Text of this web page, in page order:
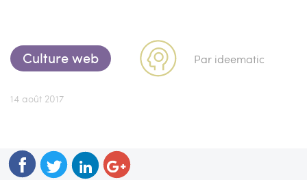
Culture web Par ideematic
14 août 2017